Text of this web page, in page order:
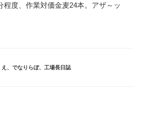
程度、作業対価金麦24本。アザ～ッ
、 でなりらぼ、 工場長日誌